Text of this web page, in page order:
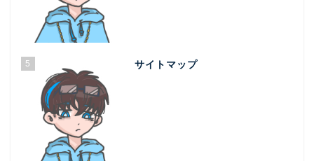
5 サイトマップ